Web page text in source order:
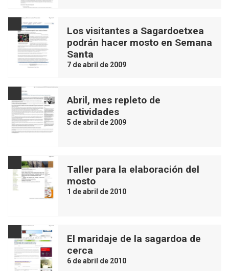
Los visitantes a Sagardoetxea
podrán hacer mosto en Semana
Santa
7 de abril de 2009
Abril, mes repleto de
actividades
5 de abril de 2009
Taller para la elaboración del
mosto
1 de abril de 2010
El maridaje de la sagardoa de
cerca
6 de abril de 2010